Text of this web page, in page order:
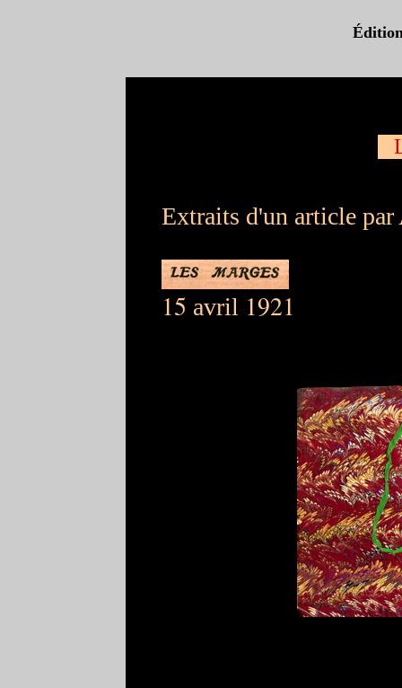
Extraits d'un article
15 avril 1921